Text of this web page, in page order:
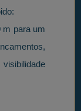
m para um